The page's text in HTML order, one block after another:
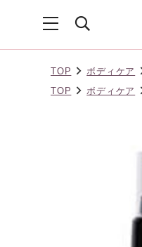
TOP ボディケア
TOP
ボディケア